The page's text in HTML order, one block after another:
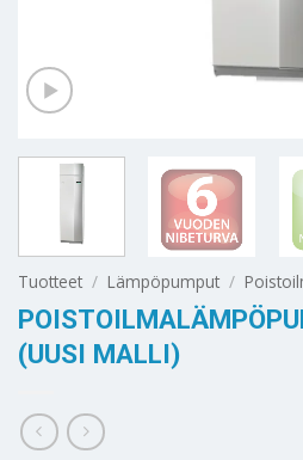
Tuotteet / Lämpöpumput /
(UUSI MALLI)